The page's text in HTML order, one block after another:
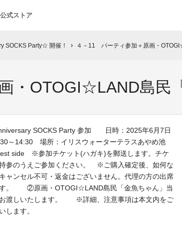
公式ストア
SOCKS Party☆ 開催！ chevron_right ４－11 パーティ参加＋原画・
・OTOGI☆LAND島民
SOCKS Party 参加 日時：2025年6月7日
～14:30 場所：イリスウォーターテラスあやめ池
side ※参加チケット(ハガキ)を郵送します。チケ
参のうえご参加ください。 ※ご購入確定後、如何な
ャンセル不可・返金はございません。代理の方の出席
す。 ②原画・OTOGI☆LAND島民「金魚ちゃん」当
お渡しいたします。 ※詳細、注意事項は本文内をご
します。